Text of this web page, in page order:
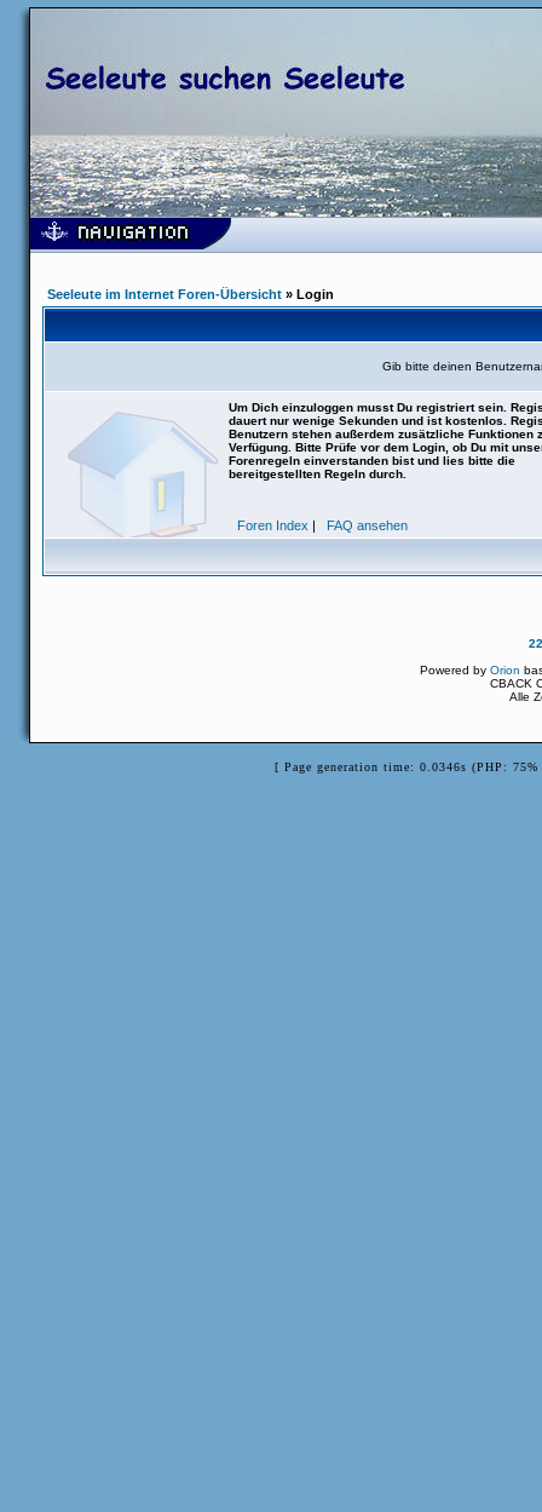
Seeleute im Internet Foren-Übersicht » Login
Gib bitte deinen
Um Dich einzuloggen musst Du registriert sein.
dauert nur wenige Sekunden und ist kostenlos.
Benutzern stehen außerdem zusätzliche Funktionen
Verfügung. Bitte Prüfe vor dem Login, ob Du mit
Forenregeln einverstanden bist und lies bitte die
bereitgestellten Regeln durch.
Foren Index | FAQ ansehen
Powered byOrion
CBACK
Alle
[ Page generation time: 0.0346s (PHP: